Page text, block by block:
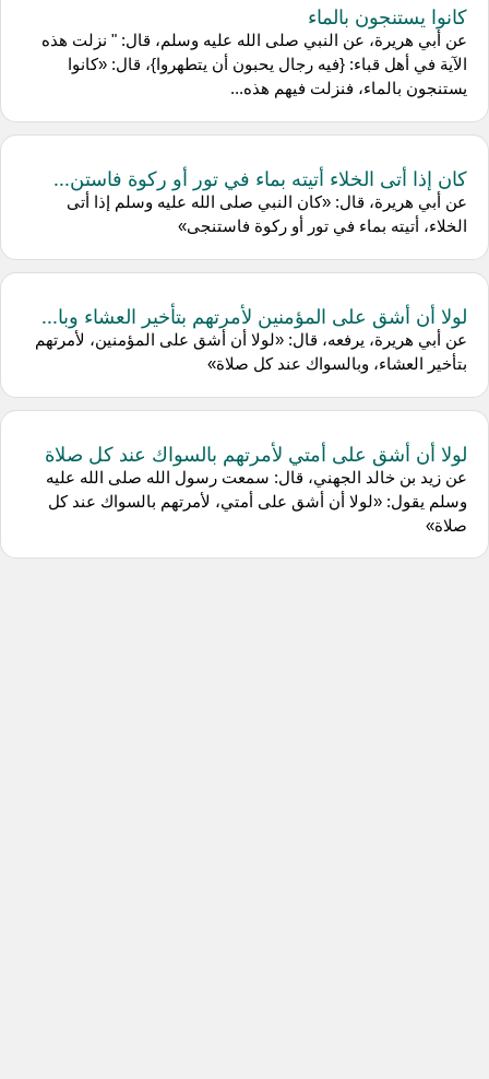
كانوا يستنجون بالماء
عن أبي هريرة، عن النبي صلى الله عليه وسلم، قال: " نزلت هذه
الآية في أهل قباء: {فيه رجال يحبون أن يتطهروا}، قال: «كانوا
يستنجون بالماء، فنزلت فيهم هذه...
كان إذا أتى الخلاء أتيته بماء في تور أو ركوة فاستن...
عن أبي هريرة، قال: «كان النبي صلى الله عليه وسلم إذا أتى
الخلاء، أتيته بماء في تور أو ركوة فاستنجى»
لولا أن أشق على المؤمنين لأمرتهم بتأخير العشاء وبا...
عن أبي هريرة، يرفعه، قال: «لولا أن أشق على المؤمنين، لأمرتهم
بتأخير العشاء، وبالسواك عند كل صلاة»
لولا أن أشق على أمتي لأمرتهم بالسواك عند كل صلاة
عن زيد بن خالد الجهني، قال: سمعت رسول الله صلى الله عليه
وسلم يقول: «لولا أن أشق على أمتي، لأمرتهم بالسواك عند كل
صلاة»